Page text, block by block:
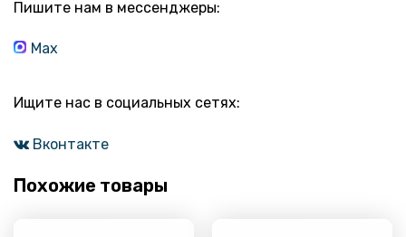
Пишите нам в мессенджеры:
Max
Ищите нас в социальных сетях:
Вконтакте
Похожие товары